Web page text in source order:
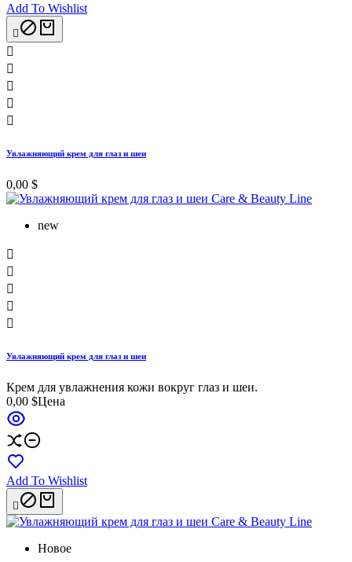
Add To Wishlist






Увлажняющий крем для глаз и шеи
0,00 $
new





Увлажняющий крем для глаз и шеи
Крем для увлажнения кожи вокруг глаз и шеи.
0,00 $Цена
Add To Wishlist

Новое